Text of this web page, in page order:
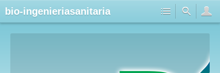
bio-ingenieriasanitaria